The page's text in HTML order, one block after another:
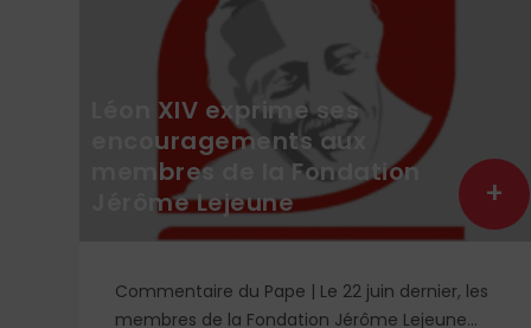
Léon XIV exprime ses
encouragements aux
membres de la Fondation
Jérôme Lejeune
Commentaire du Pape | Le 22 juin dernier, les
membres de la Fondation Jérôme Lejeune
+